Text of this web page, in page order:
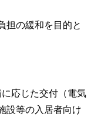
担の緩和を目的と
応じた交付（電気
設等の入居者向け